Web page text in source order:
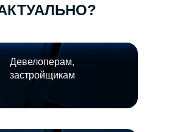
Девелоперам,
застройщикам